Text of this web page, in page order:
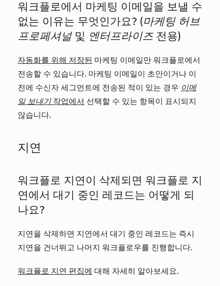
워크플로에서 마케팅 이메일을 보낼 수
없는 이유는 무엇인가요? (마케팅 허브
프로페셔널및 엔터프라이즈전용)
자동화를 위해 저장된 마케팅 이메일만 워크플로에서
전송할 수 있습니다. 마케팅 이메일이 초안이거나 이
전에 수신자 세그먼트에 전송된 적이 있는 경우 이메
일 보내기작업에서 선택할 수 있는 항목이 표시되지
않습니다.
지연
워크플로 지연이 삭제되면 워크플로 지
연에서 대기 중인 레코드는 어떻게 되
나요?
지연을 삭제하면 지연에서 대기 중인 레코드는 즉시
지연을 건너뛰고 나머지 워크플로우를 진행합니다.
워크플로 지연 편집에 대해 자세히 알아보세요.